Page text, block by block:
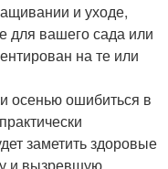
и уходе,
для вашего сада или
на те или
осенью ошибиться в
заметить здоровые